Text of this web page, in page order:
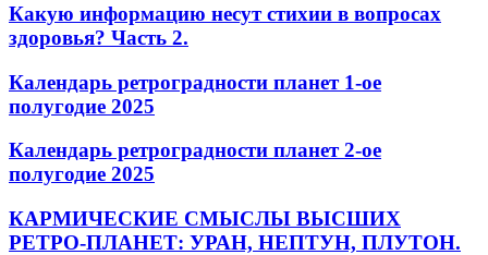
Какую информацию несут стихии в вопросах
здоровья? Часть 2.
Календарь ретроградности планет 1-ое
полугодие 2025
Календарь ретроградности планет 2-ое
полугодие 2025
КАРМИЧЕСКИЕ СМЫСЛЫ ВЫСШИХ
РЕТРО-ПЛАНЕТ: УРАН, НЕПТУН, ПЛУТОН.